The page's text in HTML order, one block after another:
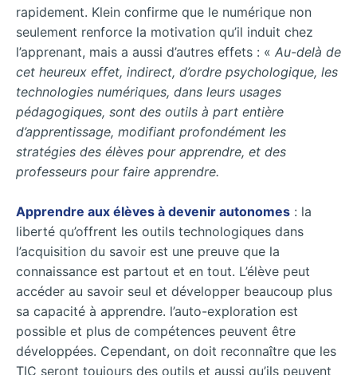
rapidement. Klein confirme que le numérique non
seulement renforce la motivation qu’il induit chez
l’apprenant, mais a aussi d’autres effets : « Au-delà de
cet heureux effet, indirect, d’ordre psychologique, les
technologies numériques, dans leurs usages
pédagogiques, sont des outils à part entière
d’apprentissage, modifiant profondément les
stratégies des élèves pour apprendre, et des
professeurs pour faire apprendre.
Apprendre aux élèves à devenir autonomes : la
liberté qu’offrent les outils technologiques dans
l’acquisition du savoir est une preuve que la
connaissance est partout et en tout. L’élève peut
accéder au savoir seul et développer beaucoup plus
sa capacité à apprendre. l’auto-exploration est
possible et plus de compétences peuvent être
développées. Cependant, on doit reconnaître que les
TIC seront toujours des outils et aussi qu’ils peuvent